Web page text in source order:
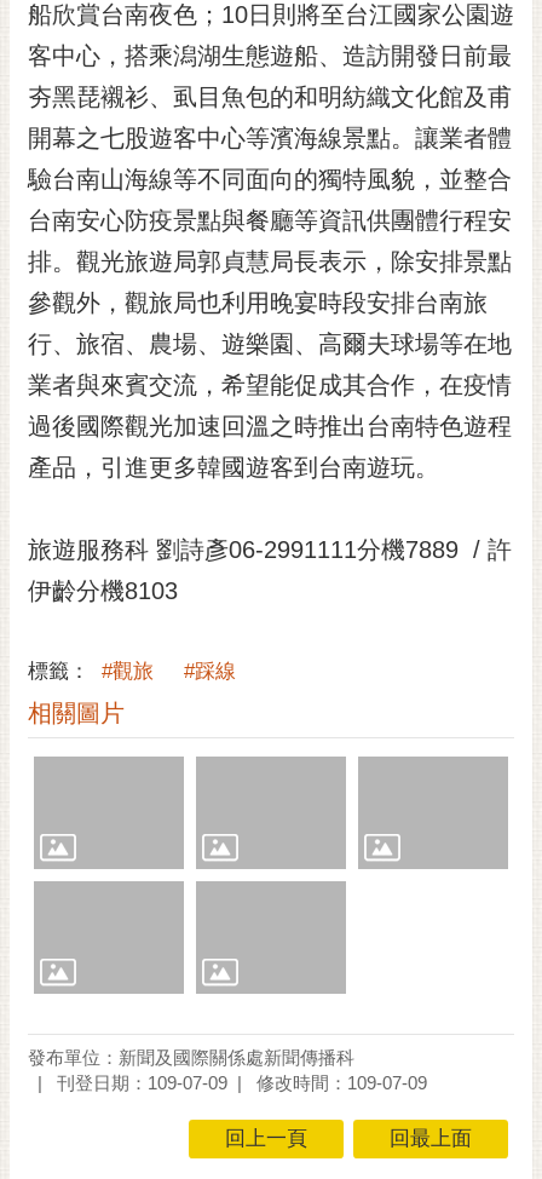
船欣賞台南夜色；10日則將至台江國家公園遊
客中心，搭乘潟湖生態遊船、造訪開發日前最
夯黑琵襯衫、虱目魚包的和明紡織文化館及甫
開幕之七股遊客中心等濱海線景點。讓業者體
驗台南山海線等不同面向的獨特風貌，並整合
台南安心防疫景點與餐廳等資訊供團體行程安
排。觀光旅遊局郭貞慧局長表示，除安排景點
參觀外，觀旅局也利用晚宴時段安排台南旅
行、旅宿、農場、遊樂園、高爾夫球場等在地
業者與來賓交流，希望能促成其合作，在疫情
過後國際觀光加速回溫之時推出台南特色遊程
產品，引進更多韓國遊客到台南遊玩。
旅遊服務科 劉詩彥06-2991111分機7889 / 許
伊齡分機8103
標籤： #觀旅 #踩線
相關圖片
發布單位：新聞及國際關係處新聞傳播科
刊登日期：109-07-09
修改時間：109-07-09
回上一頁 回最上面